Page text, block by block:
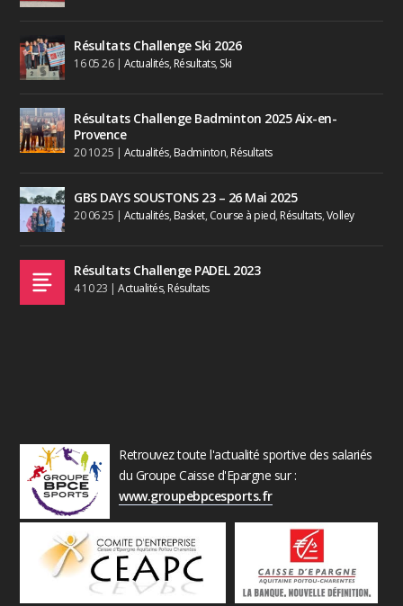
Résultats Challenge Ski 2026
16 05 26| Actualités, Résultats, Ski
Résultats Challenge Badminton 2025 Aix-en-
Provence
20 10 25 | Actualités, Badminton, Résultats
GBS DAYS SOUSTONS 23 – 26 Mai 2025
20 06 25 | Actualités, Basket, Course à pied, Résultats,Volley
Résultats Challenge PADEL 2023
4 10 23 |Actualités, Résultats
Retrouvez toute l'actualité sportive des salariés
du Groupe Caisse d'Epargne sur :
www.groupebpcesports.fr